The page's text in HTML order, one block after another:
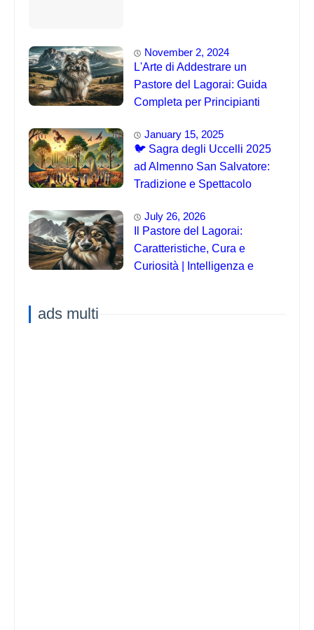
November 2, 2024
L'Arte di Addestrare un
Pastore del Lagorai: Guida
Completa per Principianti
January 15, 2025
🐦 Sagra degli Uccelli 2025
ad Almenno San Salvatore:
Tradizione e Spettacolo
July 26, 2026
Il Pastore del Lagorai:
Caratteristiche, Cura e
Curiosità | Intelligenza e
ads multi